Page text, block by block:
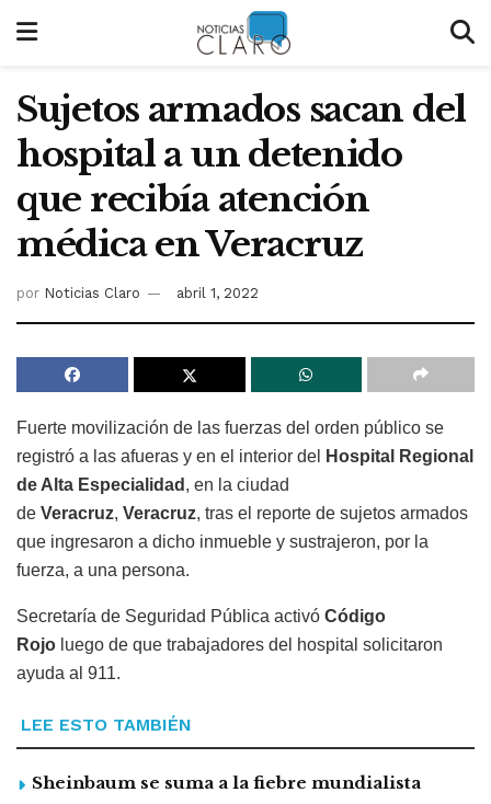
Sujetos armados sacan del
hospital a un detenido
que recibía atención
médica en Veracruz
por Noticias Claro abril 1, 2022
Fuerte movilización de las fuerzas del orden público se
registró a las afueras y en el interior del
Hospital Regional
de Alta Especialidad , en la ciudad
de Veracruz, Veracruz, tras el reporte de sujetos armados
que ingresaron a dicho inmueble y sustrajeron, por la
fuerza, a una persona.
Secretaría de Seguridad Pública activó Código
Rojo luego de que trabajadores del hospital solicitaron
ayuda al 911.
LEE ESTO TAMBIÉN
Sheinbaum se suma a la fiebre mundialista